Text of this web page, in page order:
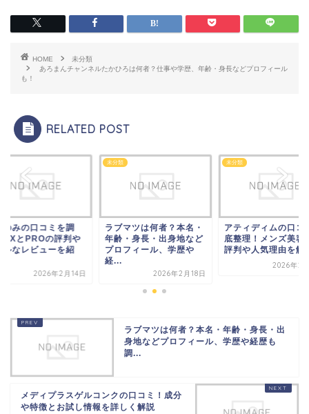
HOME
未分類
あろまんチャンネルたかひろは何者？仕事や学歴、年齢・身長などプロフィール
も！
RELATED POST
のみの口コミを調
DXとPROの評判や
ルなレビューを紹
2026年2月14日
未分類
ラブマツは何者？本名・
年齢・身長・出身地など
プロフィール、学歴や
経...
2026年2月18日
未分類
アティディムの口コ
底整理！メンズ美容
評判や人気理由を解
2026年2
ラブマツは何者？本名・年齢・身長・出
身地などプロフィール、学歴や経歴も
調...
メディプラスゲルコンクの口コミ！成分
や特徴とお試し情報を詳しく解説